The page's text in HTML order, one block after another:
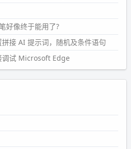
好像终于能用了?
拼接 AI 提示词，随机及条件语句
调试 Microsoft Edge